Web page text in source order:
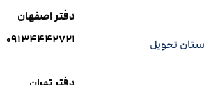
تحویل
دفتر اصفهان
۰۹۱۳۴۴۴۲۷۲۱